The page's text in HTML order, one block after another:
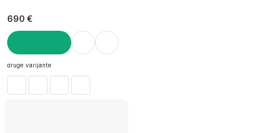
690 €
U KOŠARICU
druge varijante